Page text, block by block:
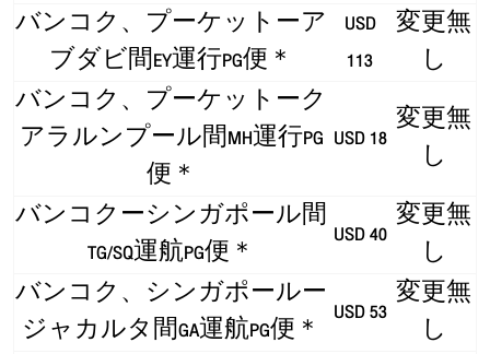
バンコク、プーケットーア
ブダビ間EY運行PG便＊
USD
113
変更無
し
バンコク、プーケットーク
アラルンプール間MH運行PG
便＊
USD 18
変更無
し
バンコクーシンガポール間
TG/SQ運航PG便＊
USD 40
変更無
し
バンコク、シンガポールー
ジャカルタ間GA運航PG便＊
USD 53
変更無
し